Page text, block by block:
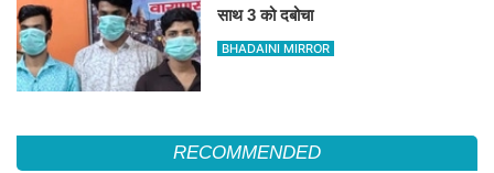
साथ 3 को दबोचा
BHADAINI MIRROR
RECOMMENDED